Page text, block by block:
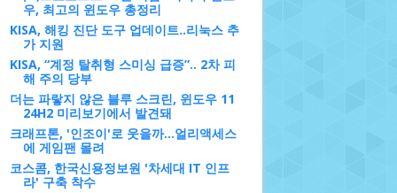
우, 최고의 윈도우 총정리
KISA, 해킹 진단 도구 업데이트..리눅스 추
가 지원
KISA, “계정 탈취형 스미싱 급증”.. 2차 피
해 주의 당부
더는 파랗지 않은 블루 스크린, 윈도우 11
24H2 미리보기에서 발견돼
크래프톤, '인조이'로 웃을까...얼리액세스
에 게임팬 몰려
코스콤, 한국신용정보원 '차세대 IT 인프
라' 구축 착수